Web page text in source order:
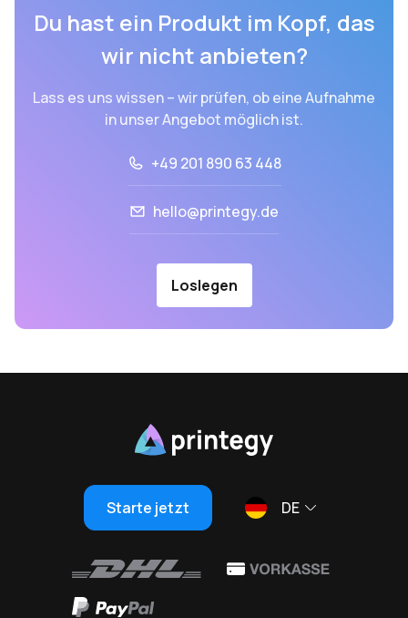
Du hast ein Produkt im Kopf, das
wir nicht anbieten?
Lass es uns wissen – wir prüfen, ob eine Aufnahme
in unser Angebot möglich ist.
+49 201 890 63 448
hello@printegy.de
Loslegen
Starte jetzt DE